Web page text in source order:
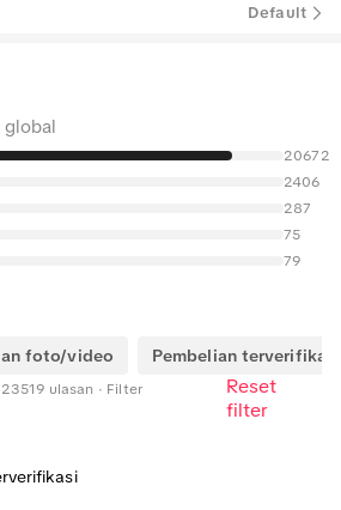
Default
global
20672
2406
287
75
79
foto/video Pembelian terverifikasi
ulasan · Filter
Reset
filter